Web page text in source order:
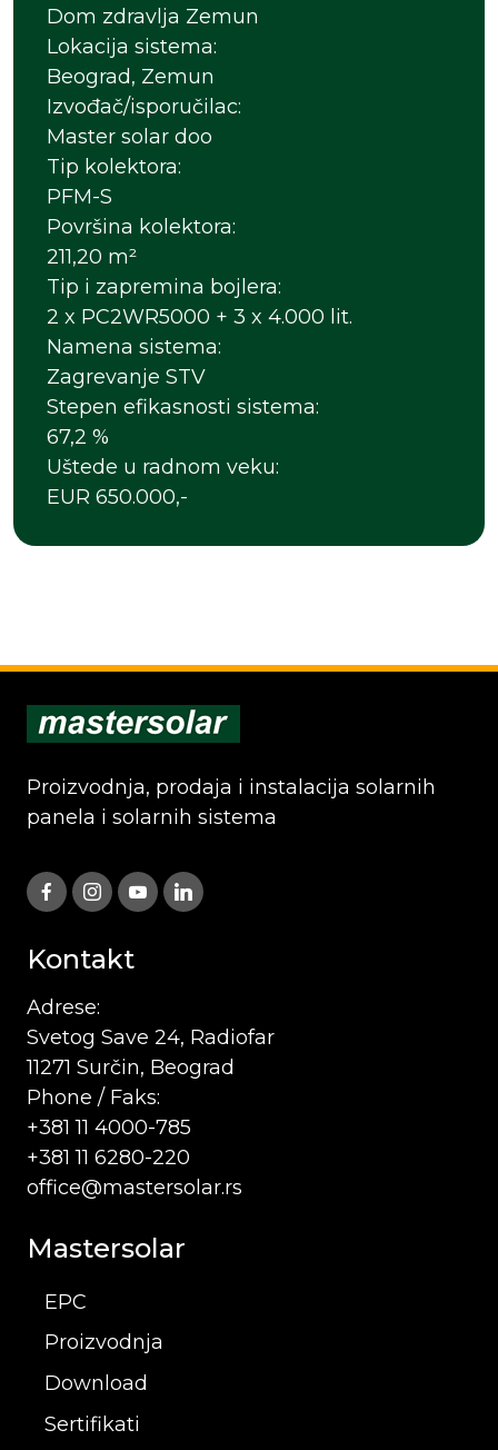
Dom zdravlja Zemun
Lokacija sistema:
Beograd, Zemun
Izvođač/isporučilac:
Master solar doo
Tip kolektora:
PFM-S
Površina kolektora:
211,20 m²
Tip i zapremina bojlera:
2 x PC2WR5000 + 3 x 4.000 lit.
Namena sistema:
Zagrevanje STV
Stepen efikasnosti sistema:
67,2 %
Uštede u radnom veku:
EUR 650.000,-
Proizvodnja, prodaja i instalacija solarnih
panela i solarnih sistema
Kontakt
Adrese:
Svetog Save 24, Radiofar
11271 Surčin, Beograd
Phone / Faks:
+381 11 4000-785
+381 11 6280-220
office@mastersolar.rs
Mastersolar
EPC
Proizvodnja
Download
Sertifikati